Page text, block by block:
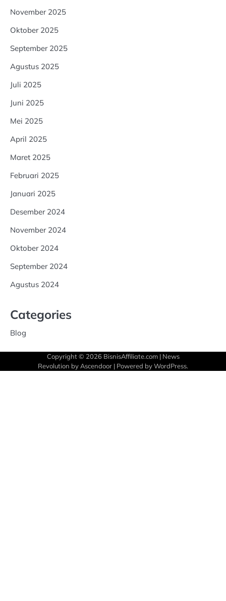
November 2025
Oktober 2025
September 2025
Agustus 2025
Juli 2025
Juni 2025
Mei 2025
April 2025
Maret 2025
Februari 2025
Januari 2025
Desember 2024
November 2024
Oktober 2024
September 2024
Agustus 2024
Categories
Blog
Copyright © 2026 BisnisAffiliate.com| News
Revolution by Ascendoor | Powered byWordPress.